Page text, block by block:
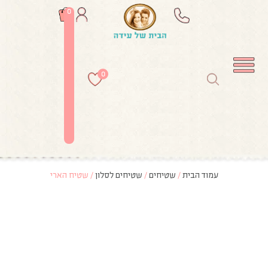
0
0
עמוד הבית/ שטיחים/ שטיחים לסלון/ שטיח הארי